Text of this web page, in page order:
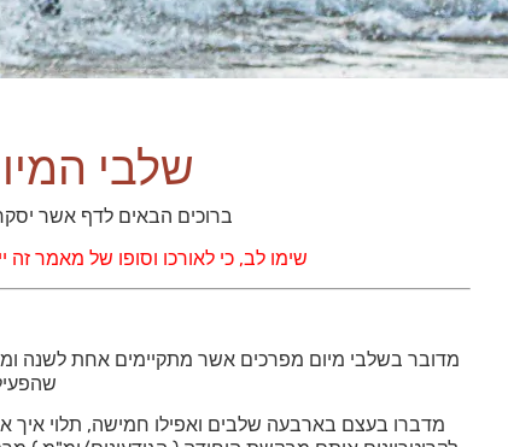
שלבי
ברוכים הבאים לדף אשר יסקר
שימו לב, כי לאורכו וסופו של מאמר זה
מדובר בשלבי מיום מפרכים אשר מתקיימים אחת לשנה
מדברו בעצם בארבעה שלבים ואפילו חמישה, תלוי איך